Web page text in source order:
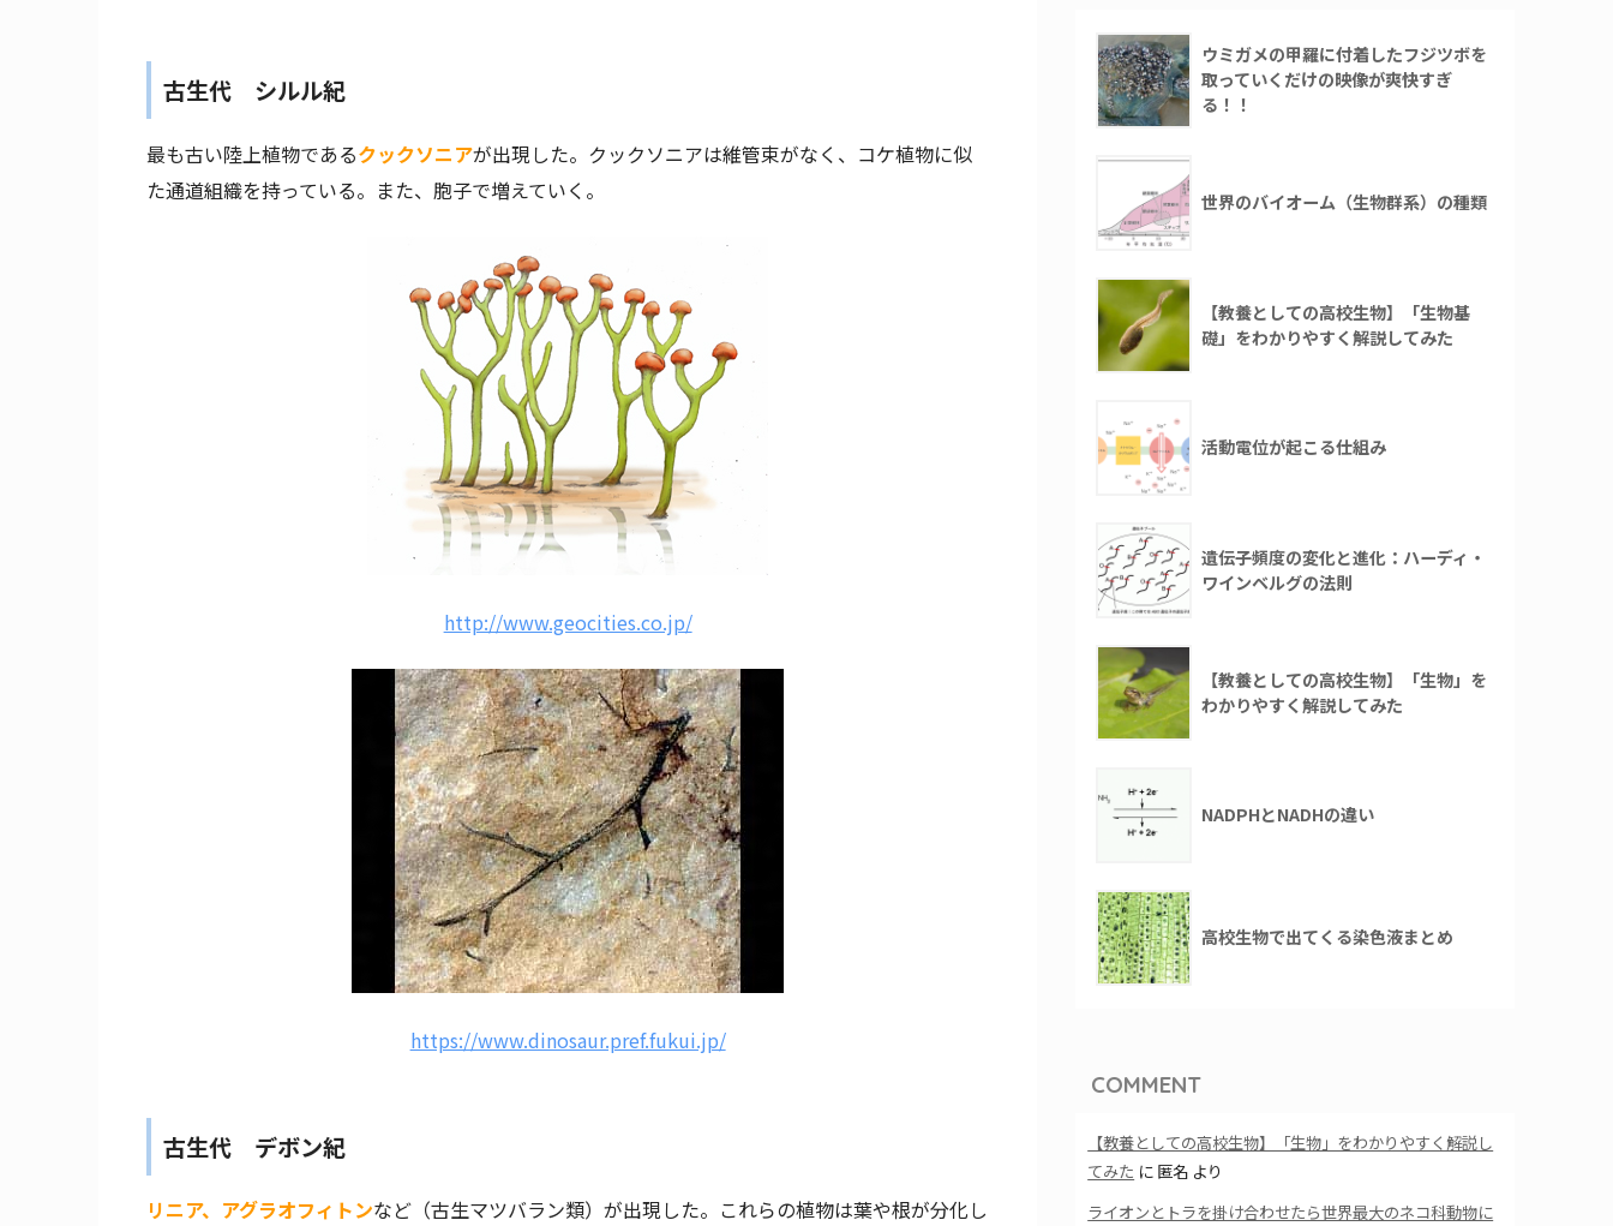
古生代 シルル紀
最も古い陸上植物であるクックソニアが出現した。クックソニアは維管束がなく、コケ植物に似
た通道組織を持っている。また、胞子で増えていく。
http://www.geocities.co.jp/
https://www.dinosaur.pref.fukui.jp/
古生代 デボン紀
リニア、アグラオフィトンなど（古生マツバラン類）が出現した。これらの植物は葉や根が分化し
ウミガメの甲羅に付着したフジツボを
取っていくだけの映像が爽快すぎ
る！！
世界のバイオーム（生物群系）の種類
【教養としての高校生物】「生物基
礎」をわかりやすく解説してみた
活動電位が起こる仕組み
遺伝子頻度の変化と進化：ハーディ・
ワインベルグの法則
【教養としての高校生物】「生物」を
わかりやすく解説してみた
NADPHとNADHの違い
高校生物で出てくる染色液まとめ
COMMENT
【教養としての高校生物】「生物」をわかりやすく解説し
てみた に 匿名 より
ライオンとトラを掛け合わせたら世界最大のネコ科動物に